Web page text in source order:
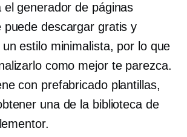
el generador de páginas
puede descargar gratis y
estilo minimalista, por lo que
como mejor te parezca.
con prefabricadoplantillas,
una de la biblioteca de